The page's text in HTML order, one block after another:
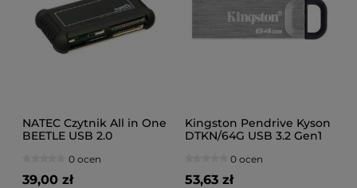
NATEC Czytnik All in One
BEETLE USB 2.0
0 ocen
39,00 zł
Kingston Pendrive Kyson
DTKN/64G USB 3.2 Gen1
0 ocen
53,63 zł